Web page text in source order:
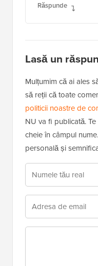
Răspunde
Lasă un
Mulțumim că ai ales
să reții că toate
politicii noastre de
NU va fi publicată.
cheie în câmpul
personală și